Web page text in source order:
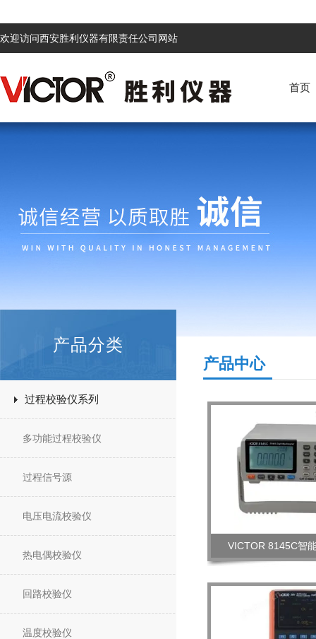
欢迎访问西安胜利仪器有限责任公司网站
首页
产品分类
过程校验仪系列
多功能过程校验仪
过程信号源
电压电流校验仪
热电偶校验仪
回路校验仪
温度校验仪
产品中心
VICTOR 8145C智